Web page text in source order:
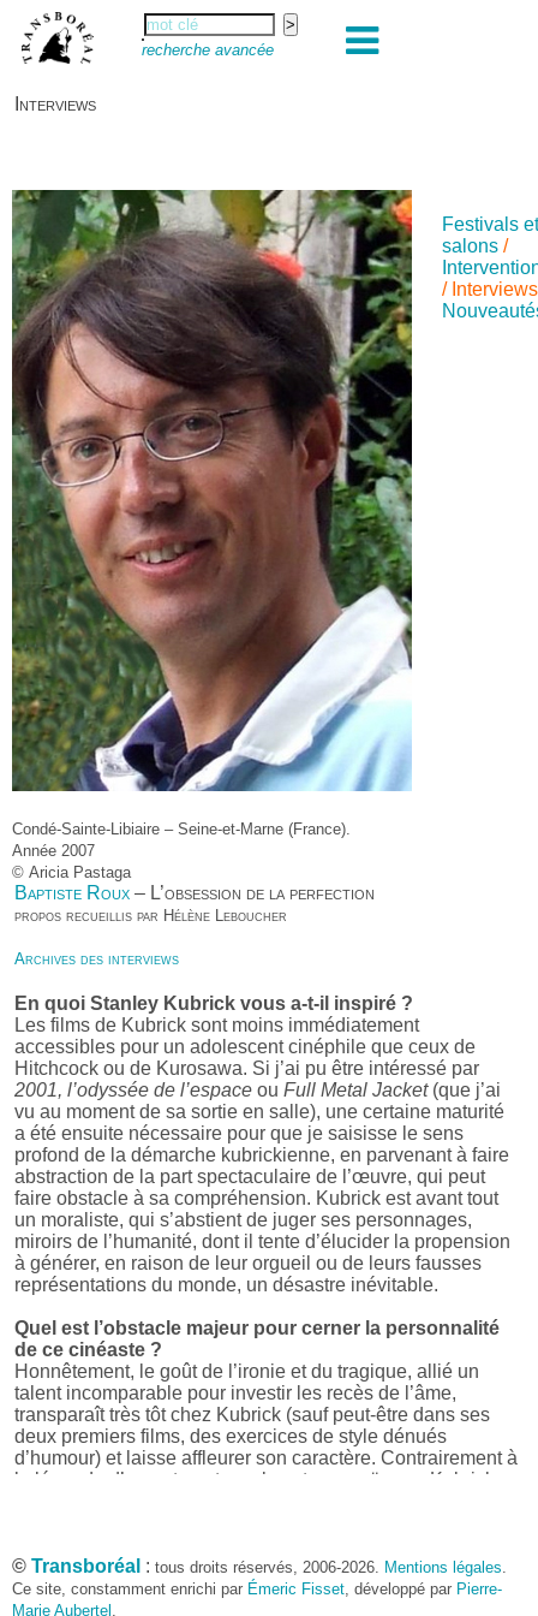
recherche avancée
Interviews
Condé-Sainte-Libiaire – Seine-et-Marne (France).
Année 2007
© Aricia Pastaga
Festivals
salons /
/ Interviews
Baptiste Roux – L’obsession de la perfection
propos recueillis par Hélène Leboucher
Archives des interviews
En quoi Stanley Kubrick vous a-t-il inspiré ?
Les films de Kubrick sont moins immédiatement
accessibles pour un adolescent cinéphile que ceux de
Hitchcock ou de Kurosawa. Si j’ai pu être intéressé par
2001, l’odyssée de l’espace ou Full Metal Jacket(que j’ai
vu au moment de sa sortie en salle), une certaine maturité
a été ensuite nécessaire pour que je saisisse le sens
profond de la démarche kubrickienne, en parvenant à faire
abstraction de la part spectaculaire de l’œuvre, qui peut
faire obstacle à sa compréhension. Kubrick est avant tout
un moraliste, qui s’abstient de juger ses personnages,
miroirs de l’humanité, dont il tente d’élucider la propension
à générer, en raison de leur orgueil ou de leurs fausses
représentations du monde, un désastre inévitable.
Quel est l’obstacle majeur pour cerner la personnalité
de ce cinéaste ?
Honnêtement, le goût de l’ironie et du tragique, allié un
talent incomparable pour investir les recès de l’âme,
transparaît très tôt chez Kubrick (sauf peut-être dans ses
deux premiers films, des exercices de style dénués
d’humour) et laisse affleurer son caractère. Contrairement à
la légende d’un autocrate reclus et paranoïaque, Kubrick
dévoilées et autres travaux parus après sa mort ont
confirmé les intuitions premières à propos du cinéaste : un
dévouement absolu à la création, une intelligence critique
© Transboréal : tous droits réservés, 2006-2026. Mentions légales.
Ce site, constamment enrichi par Émeric Fisset, développé par Pierre-
Marie Aubertel ,